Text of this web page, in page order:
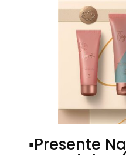
▪️Presente